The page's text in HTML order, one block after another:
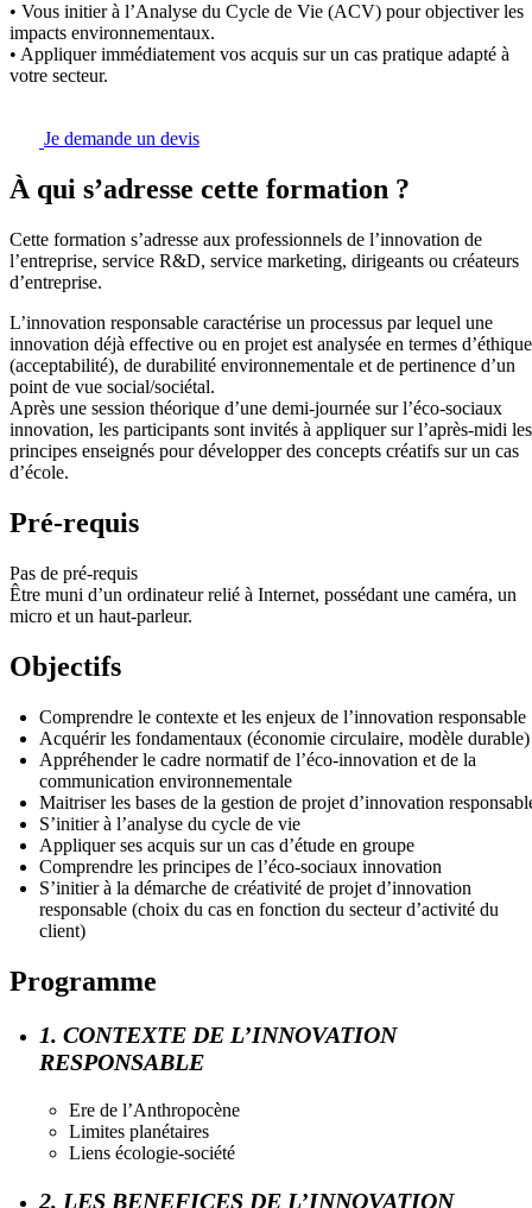
• Vous initier à l’Analyse du Cycle de Vie (ACV) pour objectiver les
impacts environnementaux.
• Appliquer immédiatement vos acquis sur un cas pratique adapté à
votre secteur.
Je demande un devis
À qui s’adresse cette formation ?
Cette formation s’adresse aux professionnels de l’innovation de
l’entreprise, service R&D, service marketing, dirigeants ou créateurs
d’entreprise.
L’innovation responsable caractérise un processus par lequel une
innovation déjà effective ou en projet est analysée en termes d’éthique
(acceptabilité), de durabilité environnementale et de pertinence d’un
point de vue social/sociétal.
Après une session théorique d’une demi-journée sur l’éco-sociaux
innovation, les participants sont invités à appliquer sur l’après-midi les
principes enseignés pour développer des concepts créatifs sur un cas
d’école.
Pré-requis
Pas de pré-requis
Être muni d’un ordinateur relié à Internet, possédant une caméra, un
micro et un haut-parleur.
Objectifs
Comprendre le contexte et les enjeux de l’innovation responsable
Acquérir les fondamentaux (économie circulaire, modèle durable)
Appréhender le cadre normatif de l’éco-innovation et de la
communication environnementale
Maitriser les bases de la gestion de projet d’innovation
S’initier à l’analyse du cycle de vie
Appliquer ses acquis sur un cas d’étude en groupe
Comprendre les principes de l’éco-sociaux innovation
S’initier à la démarche de créativité de projet d’innovation
responsable (choix du cas en fonction du secteur d’activité du
client)
Programme
1. CONTEXTE DE L’INNOVATION
RESPONSABLE
Ere de l’Anthropocène
Limites planétaires
Liens écologie-société
2. LES BENEFICES DE L’INNOVATION